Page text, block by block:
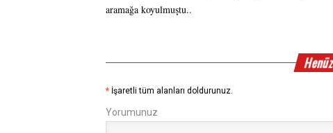
aramağa koyulmuştu..
* İşaretli tüm alanları doldurunuz.
Yorumunuz